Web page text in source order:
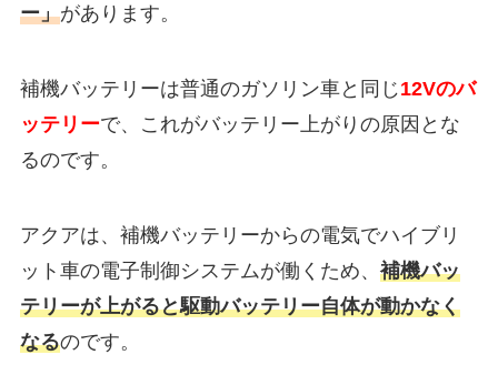
ー」があります。
補機バッテリーは普通のガソリン車と同じ12Vのバ
ッテリーで、これがバッテリー上がりの原因とな
るのです。
アクアは、補機バッテリーからの電気でハイブリ
ット車の電子制御システムが働くため、 補機バッ
テリーが上がると駆動バッテリー自体が動かなく
なるのです。